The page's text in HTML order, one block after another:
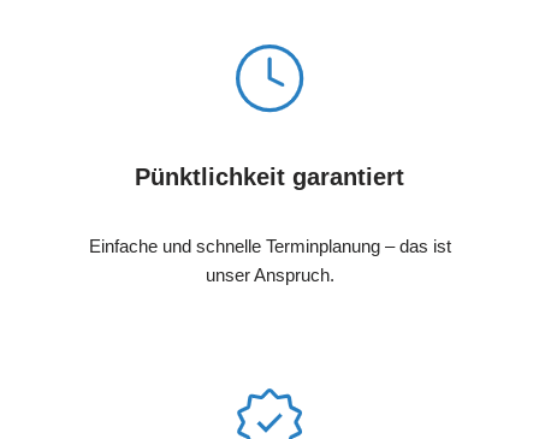
Pünktlichkeit garantiert
Einfache und schnelle Terminplanung – das ist
unser Anspruch.